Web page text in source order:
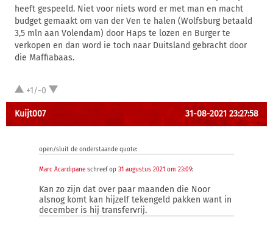
heeft gespeeld. Niet voor niets word er met man en macht
budget gemaakt om van der Ven te halen (Wolfsburg betaald
3,5 mln aan Volendam) door Haps te lozen en Burger te
verkopen en dan word ie toch naar Duitsland gebracht door
die Maffiabaas.
+1/-0
Kuijt007 31-08-2021 23:27:58
open/sluit de onderstaande quote:
Marc Acardipane schreef op 31 augustus 2021 om 23:09:
Kan zo zijn dat over paar maanden die Noor
alsnog komt kan hijzelf tekengeld pakken want in
december is hij transfervrij.